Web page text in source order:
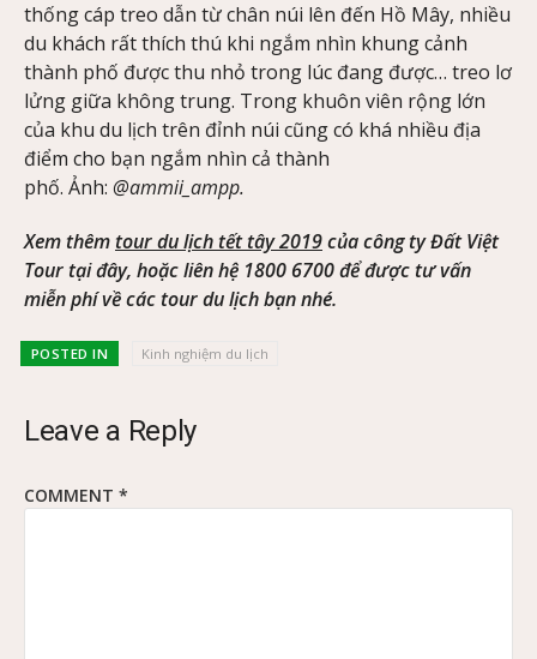
thống cáp treo dẫn từ chân núi lên đến Hồ Mây, nhiều
du khách rất thích thú khi ngắm nhìn khung cảnh
thành phố được thu nhỏ trong lúc đang được… treo lơ
lửng giữa không trung. Trong khuôn viên rộng lớn
của khu du lịch trên đỉnh núi cũng có khá nhiều địa
điểm cho bạn ngắm nhìn cả thành
phố. Ảnh: @ammii_ampp.
Xem thêmtour du lịch tết tây 2019của công ty Đất Việt
Tour tại đây, hoặc liên hệ 1800 6700 để được tư vấn
miễn phí về các tour du lịch bạn nhé.
POSTED IN Kinh nghiệm du lịch
Leave a Reply
COMMENT *